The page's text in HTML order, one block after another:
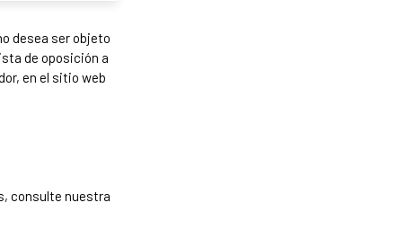
desea ser objeto
de oposición a
en el sitio web
consulte nuestra